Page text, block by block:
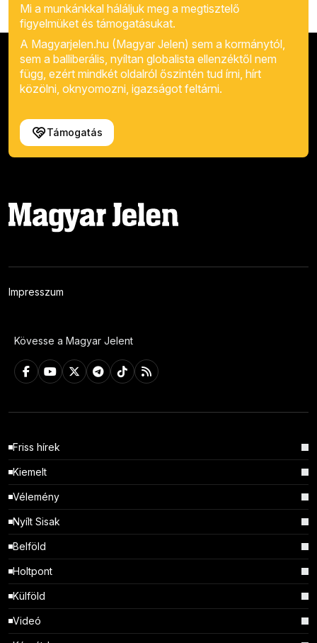
Mi a munkánkkal háláljuk meg a megtisztelő
figyelmüket és támogatásukat.
A Magyarjelen.hu (Magyar Jelen) sem a kormánytól,
sem a balliberális, nyíltan globalista ellenzéktől nem
függ, ezért mindkét oldalról őszintén tud írni, hírt
közölni, oknyomozni, igazságot feltárni.
Támogatás
Impresszum
Kövesse a Magyar Jelent
Friss hírek
Kiemelt
Vélemény
Nyílt Sisak
Belföld
Holtpont
Külföld
Videó